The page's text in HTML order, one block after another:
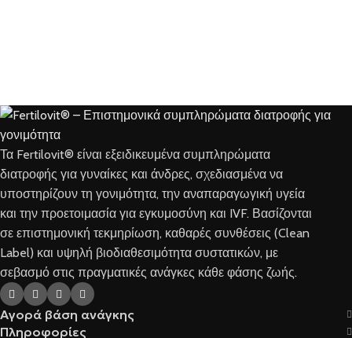
Τα Fertilovit® είναι εξειδικευμένα συμπληρώματα
διατροφής για γυναίκες και άνδρες, σχεδιασμένα να
υποστηρίζουν τη γονιμότητα, την αναπαραγωγική υγεία
και την προετοιμασία για εγκυμοσύνη και IVF. Βασίζονται
σε επιστημονική τεκμηρίωση, καθαρές συνθέσεις (Clean
Label) και υψηλή βιοδιαθεσιμότητα συστατικών, με
σεβασμό στις πραγματικές ανάγκες κάθε φάσης ζωής.
Αγορά βάση ανάγκης
Πληροφορίες